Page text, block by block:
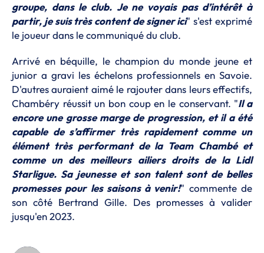
groupe, dans le club. Je ne voyais pas d’intérêt à
partir, je suis très content de signer ici" s'est exprimé
le joueur dans le communiqué du club.
Arrivé en béquille, le champion du monde jeune et
junior a gravi les échelons professionnels en Savoie.
D'autres auraient aimé le rajouter dans leurs effectifs,
Chambéry réussit un bon coup en le conservant. "Il a
encore une grosse marge de progression, et il a été
capable de s’affirmer très rapidement comme un
élément très performant de la Team Chambé et
comme un des meilleurs ailiers droits de la Lidl
Starligue. Sa jeunesse et son talent sont de belles
promesses pour les saisons à venir!" commente de
son côté Bertrand Gille. Des promesses à valider
jusqu'en 2023.